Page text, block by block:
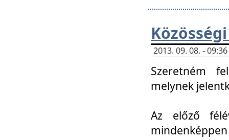
2013. 09. 08. -
Szeretném
melynek
Az előző